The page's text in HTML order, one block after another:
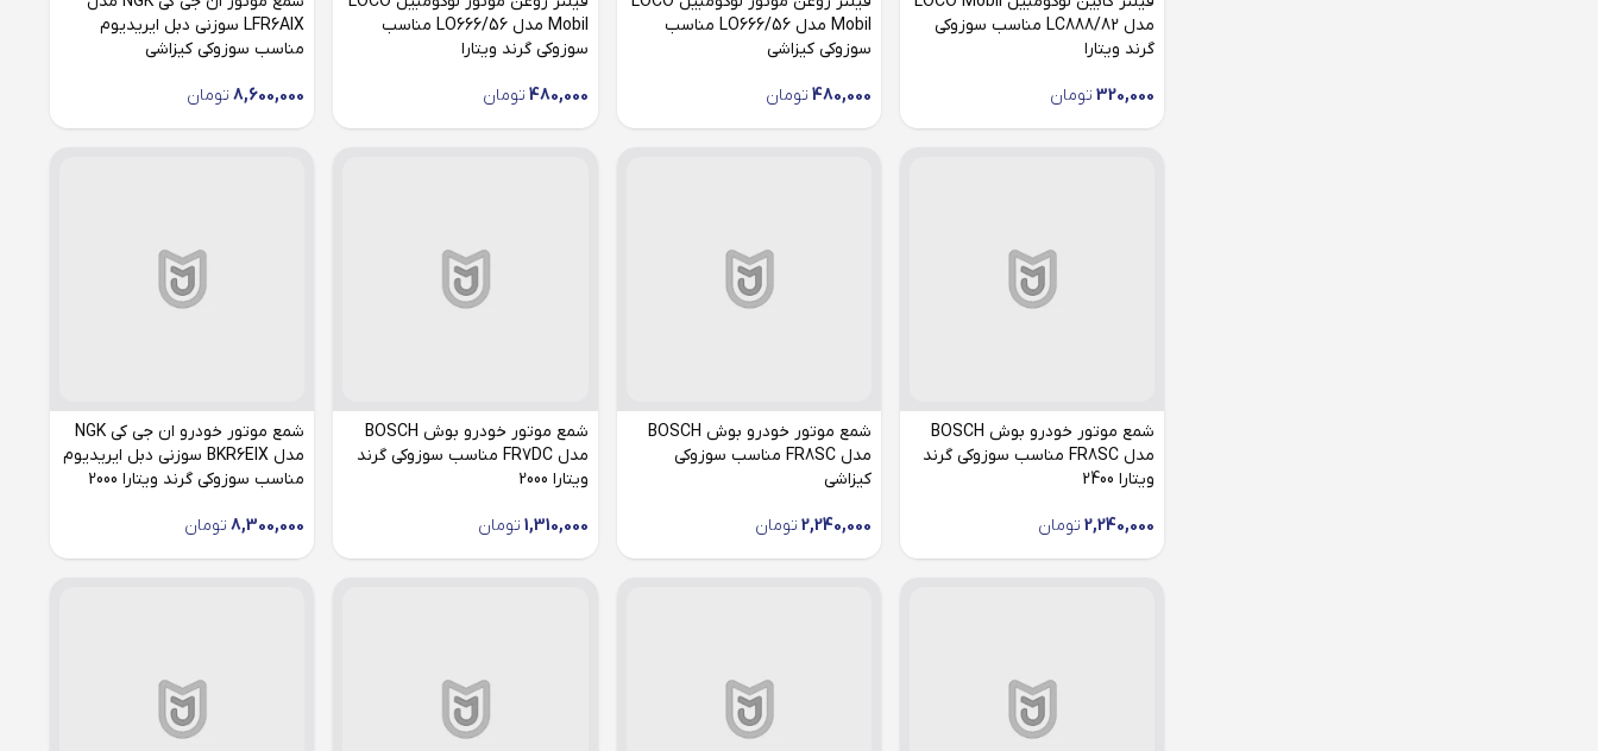
مدل LC888/82 مناسب سوزوکی
گرند ویتارا
320,000 تومان
Mobil مدل LO666/56 مناسب
سوزوکی کیزاشی
480,000 تومان
Mobil مدل LO666/56 مناسب
سوزوکی گرند ویتارا
480,000 تومان
LFR6AIX سوزنی دبل ایریدیوم
مناسب سوزوکی کیزاشی
8,600,000 تومان
شمع موتور خودرو بوش BOSCH
مدل FR8SC مناسب سوزوکی گرند
ویتارا 2400
2,240,000 تومان
شمع موتور خودرو بوش BOSCH
مدل FR8SC مناسب سوزوکی
کیزاشی
2,240,000 تومان
شمع موتور خودرو بوش BOSCH
مدل FR7DC مناسب سوزوکی گرند
ویتارا 2000
1,310,000 تومان
شمع موتور خودرو ان جی کی NGK
مدل BKR6EIX سوزنی دبل ایریدیوم
مناسب سوزوکی گرند ویتارا 2000
8,300,000 تومان